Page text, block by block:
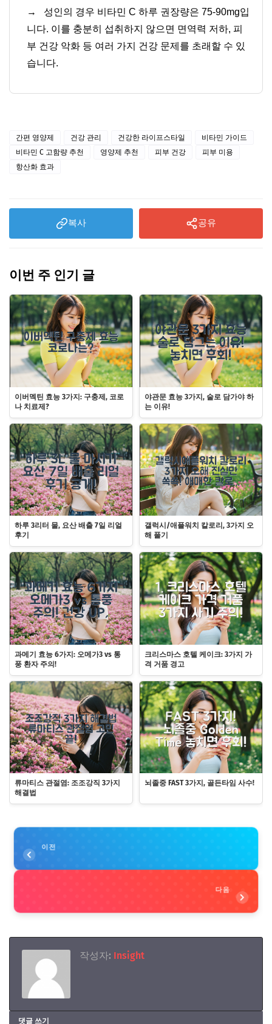
→
성인의 경우 비타민 C 하루 권장량은 75-90mg입
니다. 이를 충분히 섭취하지 않으면 면역력 저하, 피
부 건강 악화 등 여러 가지 건강 문제를 초래할 수 있
습니다.
간편 영양제 건강 관리 건강한 라이프스타일
비타민 가이드
비타민 C 고함량 추천
영양제 추천 피부 건강
피부 미용
항산화 효과
복사 공유
이번 주 인기 글
이버멕틴 효능 3가지: 구충제, 코로
나 치료제?
야관문 효능 3가지, 술로 담가야 하
는 이유!
하루 3리터 물, 요산 배출 7일 리얼
후기
갤럭시/애플워치 칼로리, 3가지 오
해 풀기
과메기 효능 6가지: 오메가3 vs 통
풍 환자 주의!
크리스마스 호텔 케이크: 3가지 가
격 거품 경고
류마티스 관절염: 조조강직 3가지
해결법
뇌졸중 FAST 3가지, 골든타임 사수!
이전
다음
작성자: Insight
댓글 쓰기